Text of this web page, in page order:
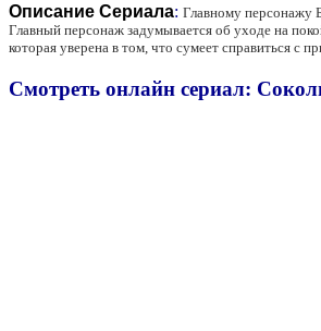
Описание Сериала: Главному персонажу
Главный персонаж задумывается об уходе на
которая уверена в том, что сумеет справиться с
Смотреть онлайн сериал: